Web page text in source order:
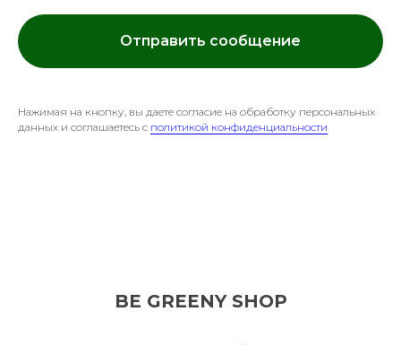
Отправить сообщение
Нажимая на кнопку, вы даете согласие на обработку персональных
данных и соглашаетесь c политикой конфиденциальности
BE GREENY SHOP